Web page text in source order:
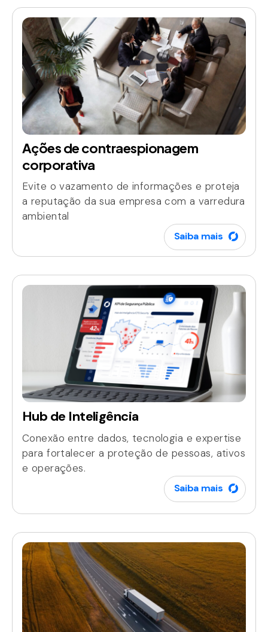
Lorem ipsum dolor sit amet, consectetur
adipiscing elit. Ut elit tellus, luctus nec
ullamcorper mattis, pulvinar dapibus leo.
Ações de contraespionagem
corporativa
Evite o vazamento de informações e proteja
a reputação da sua empresa com a varredura
ambiental
Saiba mais
Hub de Inteligência
Conexão entre dados, tecnologia e expertise
para fortalecer a proteção de pessoas, ativos
e operações.
Saiba mais